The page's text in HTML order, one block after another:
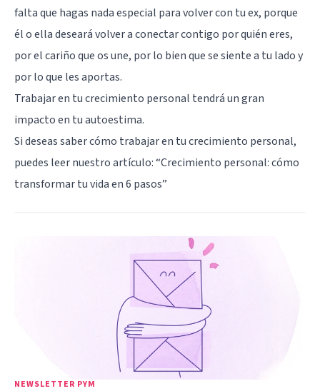
falta que hagas nada especial para volver con tu ex, porque
él o ella deseará volver a conectar contigo por quién eres,
por el cariño que os une, por lo bien que se siente a tu lado y
por lo que les aportas.
Trabajar en tu crecimiento personal tendrá un gran
impacto en tu autoestima.
Si deseas saber cómo trabajar en tu crecimiento personal,
puedes leer nuestro artículo:“Crecimiento personal: cómo
transformar tu vida en 6 pasos”
NEWSLETTER PYM